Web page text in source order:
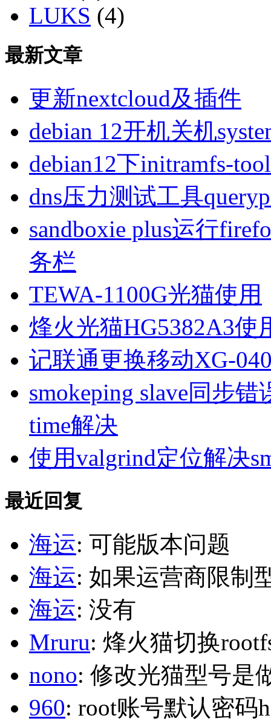
LUKS (4)
最新文章
更新nextcloud及插件
debian 12开机关机
debian12下initramfs-
dns压力测试工具
sandboxie plus运行
务栏
TEWA-1100G光猫使用
烽火光猫HG5382A3使
记联通更换移动XG-
smokeping slave同步错
time解决
使用valgrind定位解决
最近回复
海运: 可能版本问题
海运: 如果运营商限制
海运: 没有
Mruru: 烽火猫切换
nono: 修改光猫型号是
960: root账号默认密码